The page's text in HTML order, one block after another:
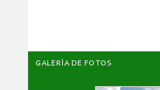
GALERÌA DE FOTOS